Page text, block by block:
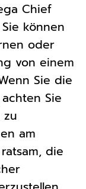
Chief
können
oder
von einem
Sie die
Sie
am
die